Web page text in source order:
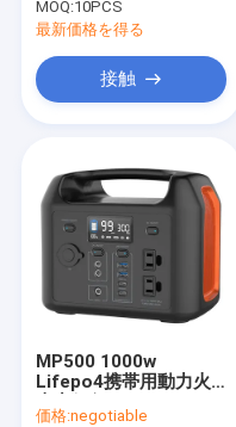
品質管理
私達に連絡しなさい
引用を要求しなさい
Lifepo4リチウム電池
リン酸鉄リチウム電池
Lifepo4携帯用動力火車
Lifepo4 48V 150Ah
MOQ:10PCS
最新価格を得る
接触
MP500 1000w
Lifepo4携帯用動力火
価格:negotiable